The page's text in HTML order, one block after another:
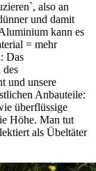
also an
und damit
kann es
= mehr
Das
und unsere
Anbauteile:
überflüssige
Höhe. Man tut
als Übeltäter